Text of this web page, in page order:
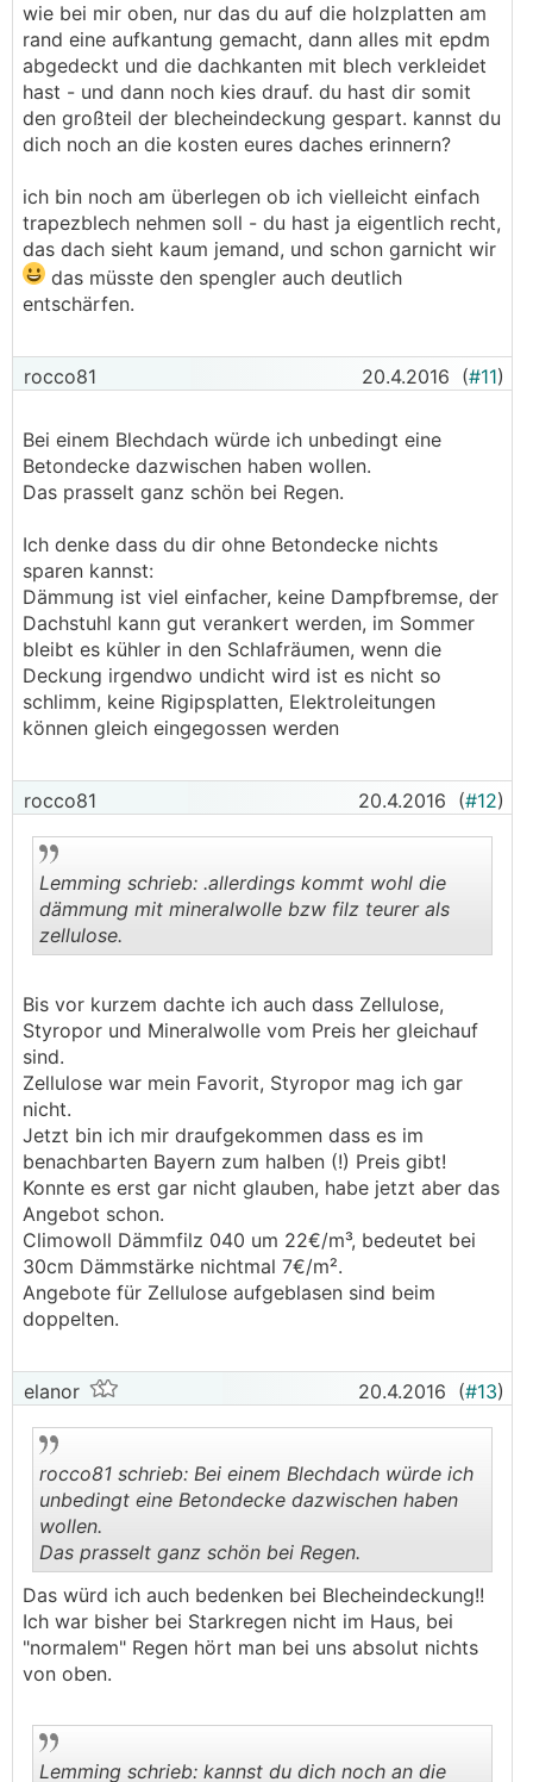
wie bei mir oben, nur das du auf die holzplatten am
rand eine aufkantung gemacht, dann alles mit epdm
abgedeckt und die dachkanten mit blech verkleidet
hast - und dann noch kies drauf. du hast dir somit
den großteil der blecheindeckung gespart. kannst du
dich noch an die kosten eures daches erinnern?
ich bin noch am überlegen ob ich vielleicht einfach
trapezblech nehmen soll - du hast ja eigentlich recht,
das dach sieht kaum jemand, und schon garnicht wir
das müsste den spengler auch deutlich
entschärfen.
rocco81 20.4.2016 (#11)
Bei einem Blechdach würde ich unbedingt eine
Betondecke dazwischen haben wollen.
Das prasselt ganz schön bei Regen.
Ich denke dass du dir ohne Betondecke nichts
sparen kannst:
Dämmung ist viel einfacher, keine Dampfbremse, der
Dachstuhl kann gut verankert werden, im Sommer
bleibt es kühler in den Schlafräumen, wenn die
Deckung irgendwo undicht wird ist es nicht so
schlimm, keine Rigipsplatten, Elektroleitungen
können gleich eingegossen werden
rocco81 20.4.2016 (#12)
Lemming schrieb: .allerdings kommt wohl die
dämmung mit mineralwolle bzw filz teurer als
zellulose.
Bis vor kurzem dachte ich auch dass Zellulose,
Styropor und Mineralwolle vom Preis her gleichauf
sind.
Zellulose war mein Favorit, Styropor mag ich gar
nicht.
Jetzt bin ich mir draufgekommen dass es im
benachbarten Bayern zum halben (!) Preis gibt!
Konnte es erst gar nicht glauben, habe jetzt aber das
Angebot schon.
Climowoll Dämmfilz 040 um 22€/m³, bedeutet bei
30cm Dämmstärke nichtmal 7€/m².
Angebote für Zellulose aufgeblasen sind beim
doppelten.
elanor 20.4.2016 (#13)
..
rocco81 schrieb: Bei einem Blechdach würde ich
unbedingt eine Betondecke dazwischen haben
wollen.
Das prasselt ganz schön bei Regen.
Das würd ich auch bedenken bei Blecheindeckung!!
Ich war bisher bei Starkregen nicht im Haus, bei
"normalem" Regen hört man bei uns absolut nichts
von oben.
Lemming schrieb: kannst du dich noch an die